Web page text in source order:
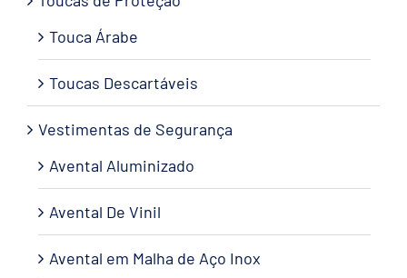
Touca Árabe
Toucas Descartáveis
Vestimentas de Segurança
Avental Aluminizado
Avental De Vinil
Avental em Malha de Aço Inox